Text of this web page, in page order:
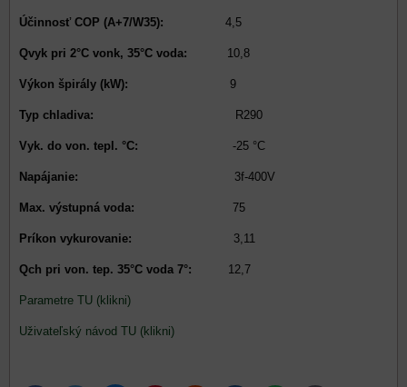
Účinnosť COP (A+7/W35): 4,5
Qvyk pri 2°C vonk, 35°C voda: 10,8
Výkon špirály (kW): 9
Typ chladiva: R290
Vyk. do von. tepl. °C: -25 °C
Napájanie: 3f-400V
Max. výstupná voda: 75
Príkon vykurovanie: 3,11
Qch pri von. tep. 35°C voda 7°: 12,7
Parametre TU (klikni)
Uživateľský návod TU (klikni)